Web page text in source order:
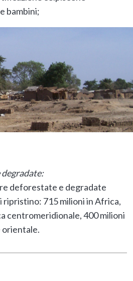
bambini;
deforestate e degradate
715 milioni in Africa,
centromeridionale, 400 milioni
orientale.